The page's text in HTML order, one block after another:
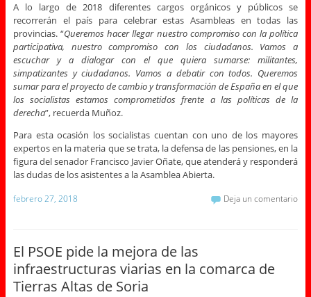
A lo largo de 2018 diferentes cargos orgánicos y públicos se
recorrerán el país para celebrar estas Asambleas en todas las
provincias. “Queremos hacer llegar nuestro compromiso con la política
participativa, nuestro compromiso con los ciudadanos. Vamos a
escuchar y a dialogar con el que quiera sumarse: militantes,
simpatizantes y ciudadanos. Vamos a debatir con todos. Queremos
sumar para el proyecto de cambio y transformación de España en el que
los socialistas estamos comprometidos frente a las políticas de la
derecha”, recuerda Muñoz.
Para esta ocasión los socialistas cuentan con uno de los mayores
expertos en la materia que se trata, la defensa de las pensiones, en la
figura del senador Francisco Javier Oñate, que atenderá y responderá
las dudas de los asistentes a la Asamblea Abierta.
febrero 27, 2018 Deja un comentario
El PSOE pide la mejora de las
infraestructuras viarias en la comarca de
Tierras Altas de Soria